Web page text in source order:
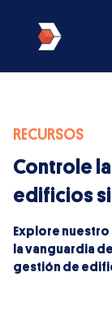
RECURSOS
Controle
edificios
Explore
la vanguardia
gestión de